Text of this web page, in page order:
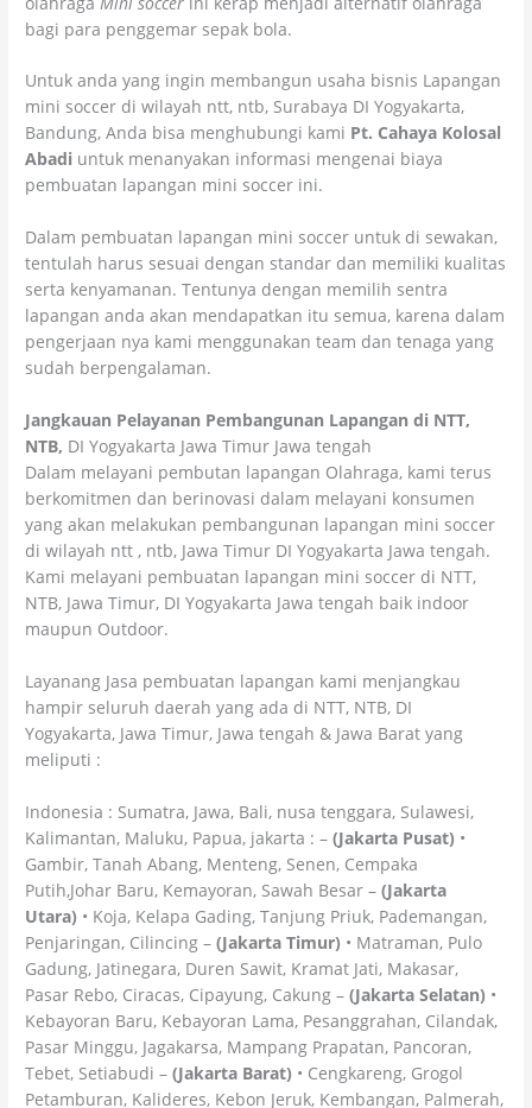
bagi para penggemar sepak bola.
Untuk anda yang ingin membangun usaha bisnis Lapangan
mini soccer di wilayah ntt, ntb, Surabaya DI Yogyakarta,
Bandung, Anda bisa menghubungi kami Pt. Cahaya Kolosal
Abadi untuk menanyakan informasi mengenai biaya
pembuatan lapangan mini soccer ini.
Dalam pembuatan lapangan mini soccer untuk di sewakan,
tentulah harus sesuai dengan standar dan memiliki kualitas
serta kenyamanan. Tentunya dengan memilih sentra
lapangan anda akan mendapatkan itu semua, karena dalam
pengerjaan nya kami menggunakan team dan tenaga yang
sudah berpengalaman.
Jangkauan Pelayanan Pembangunan Lapangan di NTT,
NTB, DI Yogyakarta Jawa Timur Jawa tengah
Dalam melayani pembutan lapangan Olahraga, kami terus
berkomitmen dan berinovasi dalam melayani konsumen
yang akan melakukan pembangunan lapangan mini soccer
di wilayah ntt , ntb, Jawa Timur DI Yogyakarta Jawa tengah.
Kami melayani pembuatan lapangan mini soccer di NTT,
NTB, Jawa Timur, DI Yogyakarta Jawa tengah baik indoor
maupun Outdoor.
Layanang Jasa pembuatan lapangan kami menjangkau
hampir seluruh daerah yang ada di NTT, NTB, DI
Yogyakarta, Jawa Timur, Jawa tengah & Jawa Barat yang
meliputi :
Indonesia : Sumatra, Jawa, Bali, nusa tenggara, Sulawesi,
Kalimantan, Maluku, Papua, jakarta : –(Jakarta Pusat) •
Gambir, Tanah Abang, Menteng, Senen, Cempaka
Putih,Johar Baru, Kemayoran, Sawah Besar –(Jakarta
Utara) • Koja, Kelapa Gading, Tanjung Priuk, Pademangan,
Penjaringan, Cilincing –(Jakarta Timur) • Matraman, Pulo
Gadung, Jatinegara, Duren Sawit, Kramat Jati, Makasar,
Pasar Rebo, Ciracas, Cipayung, Cakung –(Jakarta Selatan) •
Kebayoran Baru, Kebayoran Lama, Pesanggrahan, Cilandak,
Pasar Minggu, Jagakarsa, Mampang Prapatan, Pancoran,
Tebet, Setiabudi –(Jakarta Barat) • Cengkareng, Grogol
Petamburan, Kalideres, Kebon Jeruk, Kembangan, Palmerah,